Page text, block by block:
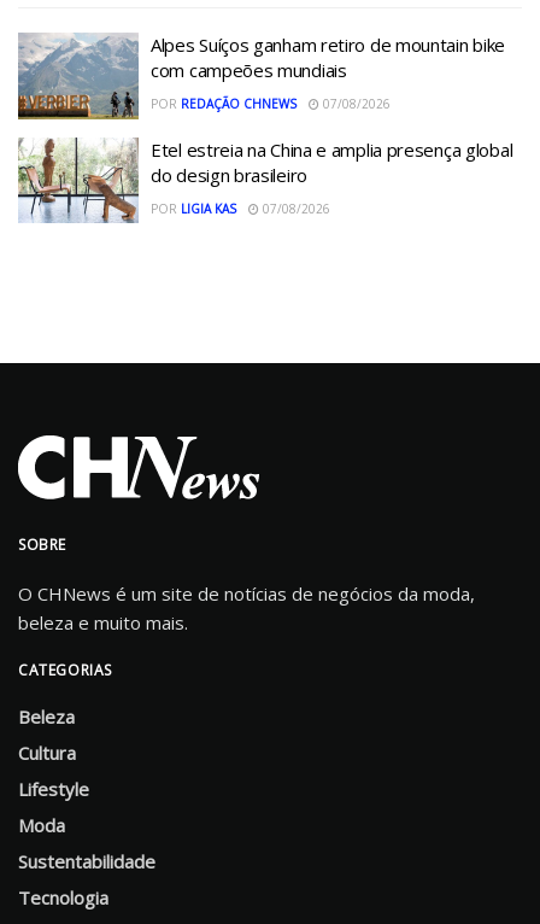
Alpes Suíços ganham retiro de mountain bike
com campeões mundiais
POR REDAÇÃO CHNEWS 07/08/2026
Etel estreia na China e amplia presença global
do design brasileiro
POR LIGIA KAS 07/08/2026
SOBRE
O CHNews é um site de notícias de negócios da moda,
beleza e muito mais.
CATEGORIAS
Beleza
Cultura
Lifestyle
Moda
Sustentabilidade
Tecnologia